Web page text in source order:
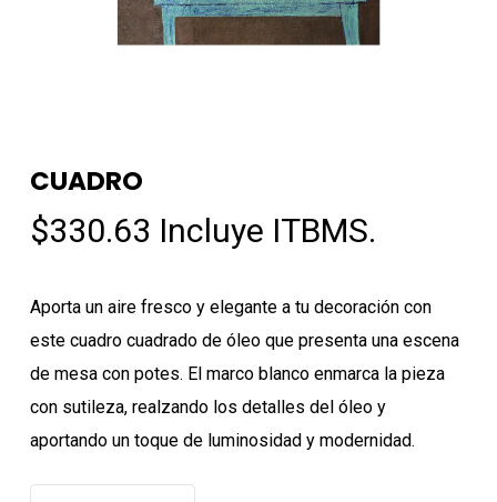
CUADRO
$330.63 Incluye ITBMS.
Aporta un aire fresco y elegante a tu decoración con
este cuadro cuadrado de óleo que presenta una escena
de mesa con potes. El marco blanco enmarca la pieza
con sutileza, realzando los detalles del óleo y
aportando un toque de luminosidad y modernidad.